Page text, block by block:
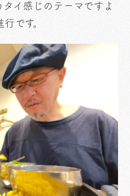
イ感じのテーマですよ
です。